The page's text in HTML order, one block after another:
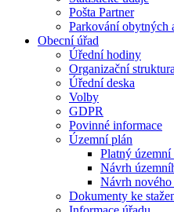
Pošta Partner
Parkování obytných
Obecní úřad
Úřední hodiny
Organizační struktura
Úřední deska
Volby
GDPR
Povinné informace
Územní plán
Platný územní
Návrh
Návrh
Dokumenty ke